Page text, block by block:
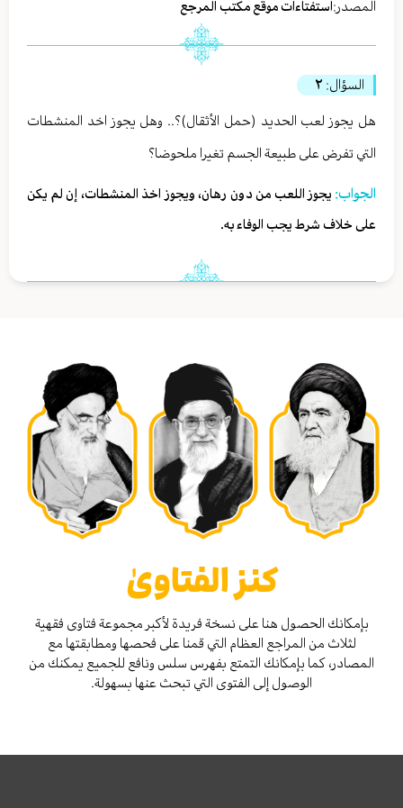
المصدر:استفتاءات موقع مكتب المرجع
السؤال: ٢
هل يجوز لعب الحديد (حمل الأثقال)؟.. وهل يجوز اخد المنشطات
التي تفرض على طبيعة الجسم تغيرا ملحوضا؟
الجواب: يجوز اللعب من دون رهان، ويجوز اخذ المنشطات، إن لم يكن
على خلاف شرط يجب الوفاء به.
كنز الفتاوىٰ
بإمكانك الحصول هنا على نسخة فريدة لأكبر مجموعة فتاوى فقهية
لثلاث من المراجع العظام التي قمنا على فحصها ومطابقتها مع
المصادر، كما بإمكانك التمتع بفهرس سلس ونافع للجميع يمكنك من
الوصول إلى الفتوى التي تبحث عنها بسهولة.